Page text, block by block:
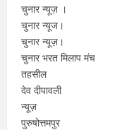
चुनार न्यूज़ ।
चुनार न्यूज।
चुनार न्यूज़।
चुनार भरत मिलाप मंच
तहसील
देव दीपावली
न्यूज़
पुरुषोत्तमपुर